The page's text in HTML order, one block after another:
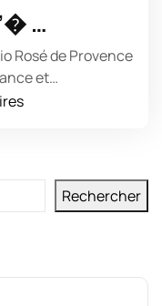
…
Rosé de Provence
et…
Rechercher